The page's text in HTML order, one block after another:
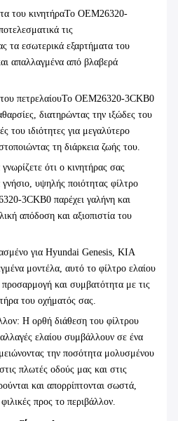
του κινητήραΤο OEM26320-
τις
τα εσωτερικά εξαρτήματα του
απαλλαγμένα από βλαβερά
πετρελαίουΤο OEM26320-3CKB0
διατηρώντας την ιξώδες του
του ιδιότητες για μεγαλύτερο
τη διάρκεια ζωής του.
ότι ο κινητήρας σας
υψηλής ποιότητας φίλτρο
3CKB0 παρέχει γαλήνη και
απόδοση και αξιοπιστία του
για Hyundai Genesis, KIA
μοντέλα, αυτό το φίλτρο ελαίου
προσαρμογή και συμβατότητα με τις
του οχήματός σας.
: Η ορθή διάθεση του φίλτρου
αλλαγές ελαίου συμβάλλουν σε ένα
την ποσότητα μολυσμένου
πλωτές οδούς μας και στις
και απορρίπτονται σωστά,
προς το περιβάλλον.